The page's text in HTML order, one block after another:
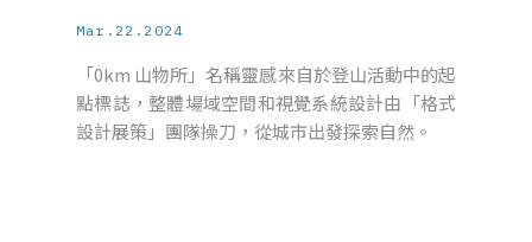
Mar.22.2024
「0km 山物所」名稱靈感來自於登山活動中的起
點標誌，整體場域空間和視覺系統設計由「格式
設計展策」團隊操刀，從城市出發探索自然。